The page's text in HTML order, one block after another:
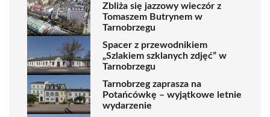
Zbliża się jazzowy wieczór z
Tomaszem Butrynem w
Tarnobrzegu
Spacer z przewodnikiem
„Szlakiem szklanych zdjęć” w
Tarnobrzegu
Tarnobrzeg zaprasza na
Potańcówkę – wyjątkowe letnie
wydarzenie